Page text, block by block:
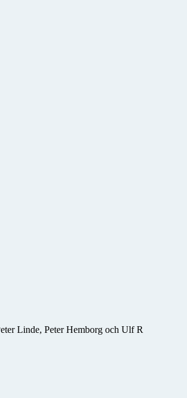
Linde, Peter Hemborg och Ulf R